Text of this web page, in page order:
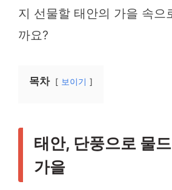
지 선물할 태안의 가을 속으
까요?
목차 보이기
태안, 단풍으로 물
가을